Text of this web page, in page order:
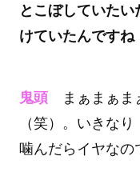
とこぼしていた
けていたんですね
鬼頭まぁまぁま
（笑）。いきな
噛んだらイヤなの